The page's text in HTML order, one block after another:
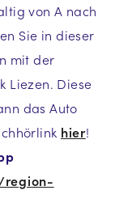
von A nach
Sie in dieser
mit der
Liezen. Diese
das Auto
hier!
region-